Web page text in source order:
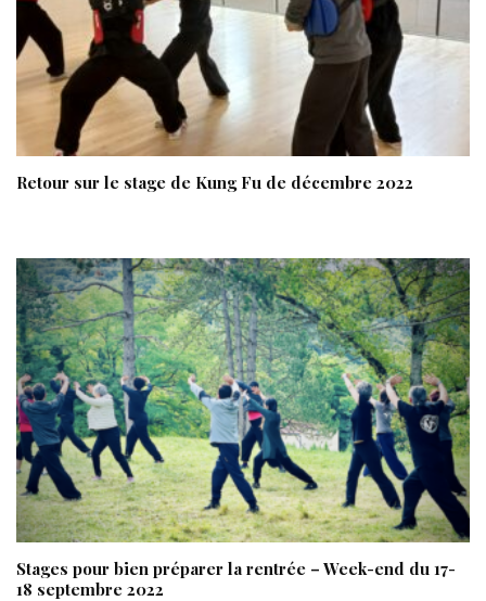
Retour sur le stage de Kung Fu de décembre 2022
Stages pour bien préparer la rentrée – Week-end du 17-
18 septembre 2022